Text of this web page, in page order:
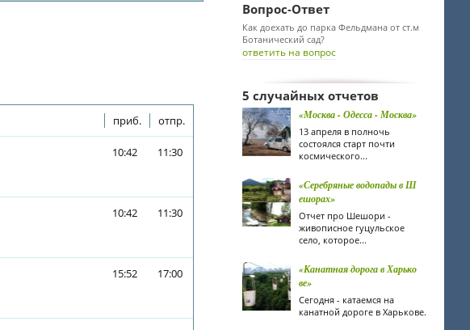
приб. отпр.
10:42 11:30
10:42 11:30
15:52 17:00
Вопрос-Ответ
Как доехать до парка Фельдмана от ст.м
Ботанический сад?
ответить на вопрос
5 случайных отчетов
«Москва - Одесса - Москва»
13 апреля в полночь
состоялся старт почти
космического...
«Серебряные водопады в Ш
ешорах»
Отчет про Шешори -
живописное гуцульское
село, которое...
«Канатная дорога в Харько
ве»
Сегодня - катаемся на
канатной дороге в Харькове.